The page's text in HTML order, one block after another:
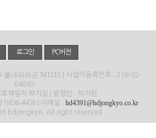
로그인 PC버전
별내파라곤 M1215 | 사업자등록번호 : 216-02-
64845
책임자:탁지일 | 발행인 : 탁지원
830-4458 | 이메일 : hd4391@hdjongkyo.co.kr
hdjongkyo. All right reserved